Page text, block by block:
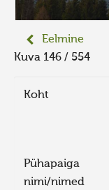
Eelmine
Kuva 146 / 554
Koht
Pühapaiga
nimi/nimed